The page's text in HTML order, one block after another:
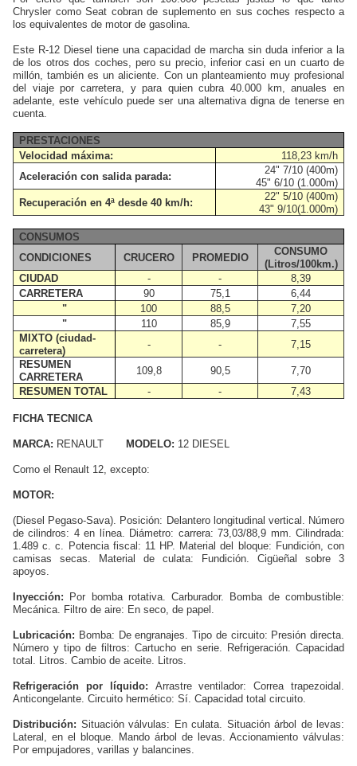
Chrysler como Seat cobran de suplemento en sus coches respecto a
los equivalentes de motor de gasolina.
Este R-12 Diesel tiene una capacidad de marcha sin duda inferior a la
de los otros dos coches, pero su precio, inferior casi en un cuarto de
millón, también es un aliciente. Con un planteamiento muy profesional
del viaje por carretera, y para quien cubra 40.000 km, anuales en
adelante, este vehículo puede ser una alternativa digna de tenerse en
cuenta.
PRESTACIONES
Velocidad máxima:
118,23 km/h
Aceleración con salida parada:
24" 7/10 (400m)
45" 6/10 (1.000m)
Recuperación en 4ª desde 40 km/h:
22" 5/10 (400m)
43" 9/10(1.000m)
CONSUMOS
CONDICIONES
CRUCERO PROMEDIO
CONSUMO
(Litros/100km.)
CIUDAD
- -
8,39
CARRETERA
90 75,1
6,44
"
100 88,5
7,20
"
110 85,9
7,55
MIXTO (ciudad-
carretera)
- -
7,15
RESUMEN
CARRETERA
109,8 90,5
7,70
RESUMEN TOTAL
- - 7,43
FICHA TECNICA
MARCA: RENAULT MODELO: 12 DIESEL
Como el Renault 12, excepto:
MOTOR:
(Diesel Pegaso-Sava). Posición: Delantero longitudinal vertical. Número
de cilindros: 4 en línea. Diámetro: carrera: 73,03/88,9 mm. Cilindrada:
1.489 c. c. Potencia fiscal: 11 HP. Material del bloque: Fundición, con
camisas secas. Material de culata: Fundición. Cigüeñal sobre 3
apoyos.
Inyección:
Por bomba rotativa. Carburador. Bomba de combustible:
Mecánica. Filtro de aire: En seco, de papel.
Lubricación: Bomba: De engranajes. Tipo de circuito: Presión directa.
Número y tipo de filtros: Cartucho en serie. Refrigeración. Capacidad
total. Litros. Cambio de aceite. Litros.
Refrigeración por líquido:
Arrastre ventilador: Correa trapezoidal.
Anticongelante. Circuito hermético: Sí. Capacidad total circuito.
Distribución: Situación válvulas: En culata. Situación árbol de levas:
Lateral, en el bloque. Mando árbol de levas. Accionamiento válvulas:
Por empujadores, varillas y balancines.